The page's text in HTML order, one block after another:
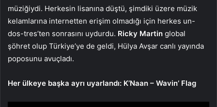
müziğiydi. Herkesin lisanına düştü, şimdiki üzere müzik
kelamlarına internetten erişim olmadığı için herkes un-
dos-tres’ten sonrasını uydurdu. Ricky Martin global
şöhret olup Türkiye’ye de geldi, Hülya Avşar canlı yayında
poposunu avuçladı.
Her ülkeye başka ayrı uyarlandı: K’Naan – Wavin’ Flag